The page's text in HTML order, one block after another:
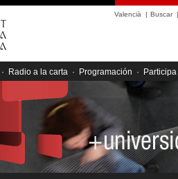
Valencià | Buscar|
· Radio a la carta · Programación · Participa